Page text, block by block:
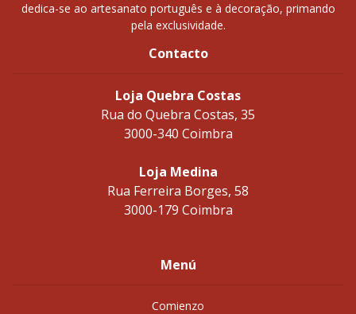
dedica-se ao artesanato português e à decoração, primando
pela exclusividade.
Contacto
Loja Quebra Costas
Rua do Quebra Costas, 35
3000-340 Coimbra
Loja Medina
Rua Ferreira Borges, 58
3000-179 Coimbra
Menú
Comienzo